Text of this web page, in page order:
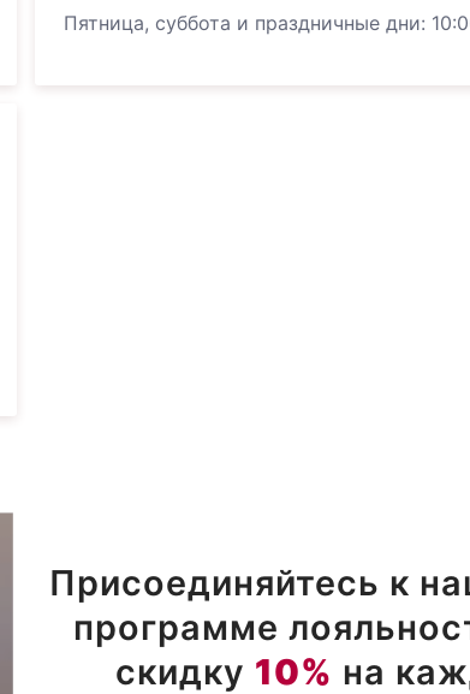
Пятница, суббота и праздничные дни:
Присоединяйтесь к
программе
скидку 10% на